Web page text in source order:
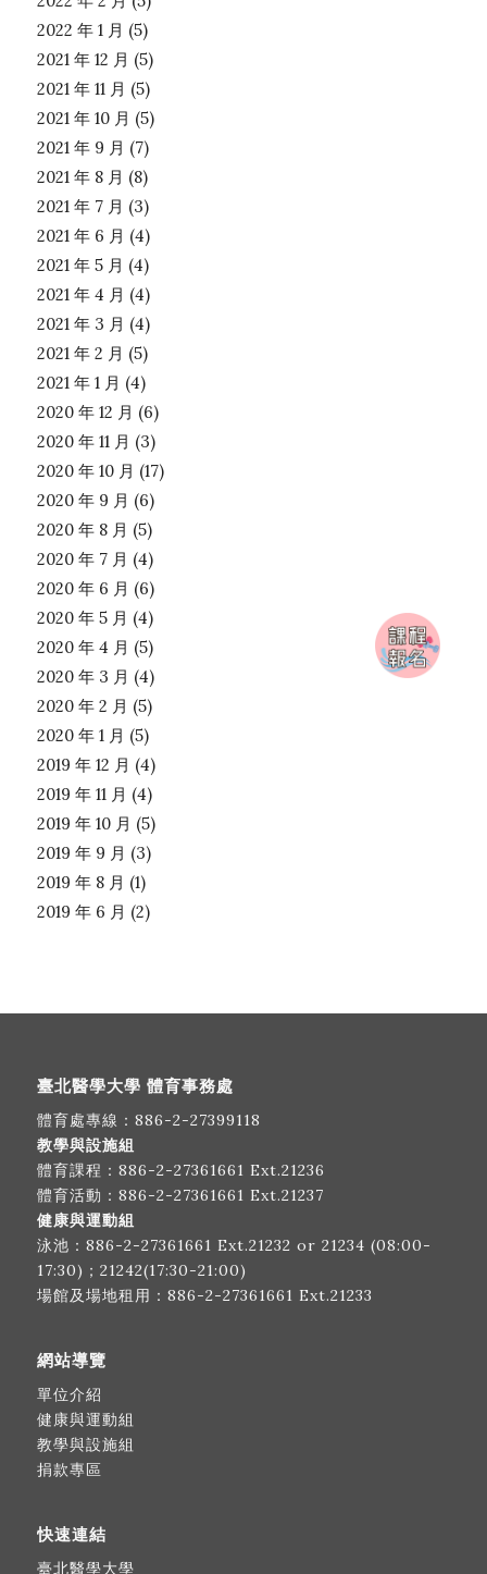
2022 年 1 月 (5)
2021 年 12 月 (5)
2021 年 11 月 (5)
2021 年 10 月 (5)
2021 年 9 月 (7)
2021 年 8 月 (8)
2021 年 7 月 (3)
2021 年 6 月 (4)
2021 年 5 月 (4)
2021 年 4 月 (4)
2021 年 3 月 (4)
2021 年 2 月 (5)
2021 年 1 月 (4)
2020 年 12 月 (6)
2020 年 11 月 (3)
2020 年 10 月 (17)
2020 年 9 月 (6)
2020 年 8 月 (5)
2020 年 7 月 (4)
2020 年 6 月 (6)
2020 年 5 月 (4)
2020 年 4 月 (5)
2020 年 3 月 (4)
2020 年 2 月 (5)
2020 年 1 月 (5)
2019 年 12 月 (4)
2019 年 11 月 (4)
2019 年 10 月 (5)
2019 年 9 月 (3)
2019 年 8 月 (1)
2019 年 6 月 (2)
臺北醫學大學 體育事務處
體育處專線： 886-2-27399118
教學與設施組
體育課程： 886-2-27361661 Ext.21236
體育活動： 886-2-27361661 Ext.21237
健康與運動組
泳池： 886-2-27361661 Ext.21232 or 21234 (08:00-
17:30)；21242(17:30-21:00)
場館及場地租用： 886-2-27361661 Ext.21233
網站導覽
單位介紹
健康與運動組
教學與設施組
捐款專區
快速連結
臺北醫學大學